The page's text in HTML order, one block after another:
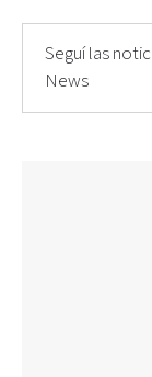
Seguí las
News